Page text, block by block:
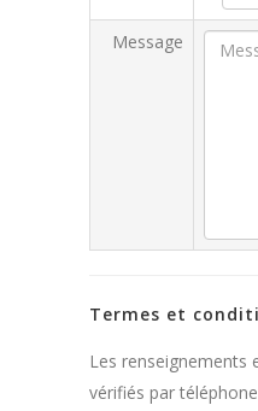
Message
Termes et
Les renseignements
vérifiés par